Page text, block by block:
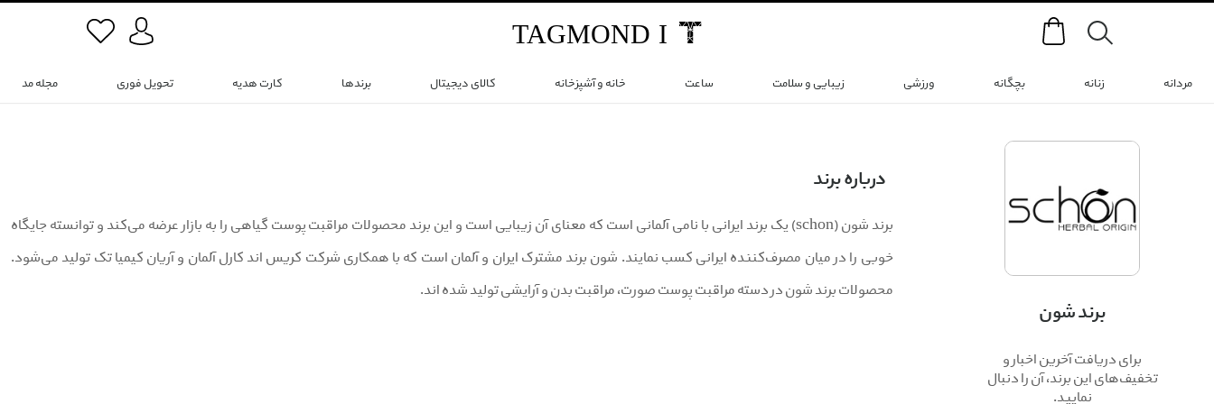
Search
TAGMOND I
مردانه زنانه بچگانه ورزشی زیبایی و سلامت ساعت خانه و آشپزخانه کالای دیجیتال برندها کارت هدیه تحویل فوری مجله مد
برند شون
برای دریافت آخرین اخبار و
تخفیف‌های این برند، آن را دنبال
نمایید.
درباره برند
برند شون (schon) یک برند ایرانی با نامی آلمانی است که معنای آن زیبایی است و این برند محصولات مراقبت پوست گیاهی را به بازار عرضه می‌کند و توانسته جایگاه
خوبی را در میان مصرف‌کننده ایرانی کسب نمایند. شون برند مشترک ایران و آلمان است که با همکاری شرکت کریس اند کارل آلمان و آریان کیمیا تک تولید می‌شود.
محصولات برند شون در دسته مراقبت پوست صورت، مراقبت بدن و آرایشی تولید شده اند.